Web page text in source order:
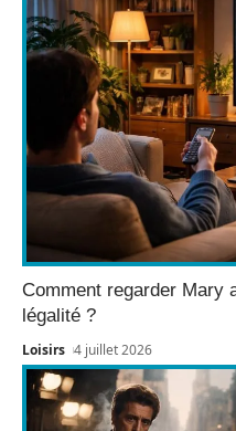
Comment regarder Mary
légalité ?
Loisirs 4 juillet 2026